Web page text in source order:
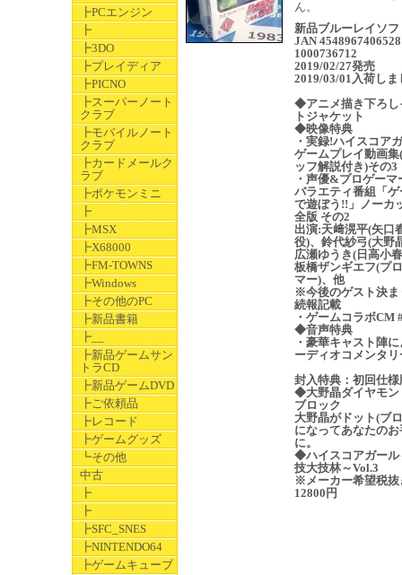
┣PCエンジン
┣
┣3DO
┣プレイディア
┣PICNO
┣スーパーノート
クラブ
┣モバイルノート
クラブ
┣カードメールク
ラブ
┣ポケモンミニ
┣
┣MSX
┣X68000
┣FM-TOWNS
┣Windows
┣その他のPC
┣新品書籍
┣__
┣新品ゲームサン
トラCD
┣新品ゲームDVD
┣ご依頼品
┣レコード
┣ゲームグッズ
┗その他
中古
┣
┣
┣SFC_SNES
┣NINTENDO64
┣ゲームキューブ
ん。
新品ブルーレイソ
JAN 4548967406528
1000736712
2019/02/27発売
2019/03/01入荷しま
◆アニメ描き下ろし
トジャケット
◆映像特典
・実録!ハイスコア
ゲームプレイ動画集
ッフ解説付き)その3
・声優&プロゲーマ
バラエティ番組「ゲ
で遊ぼう!!」ノーカ
全版 その2
出演:天﨑滉平(矢口
役)、鈴代紗弓(大野
広瀬ゆうき(日高小
板橋ザンギエフ(プ
マー)、他
※今後のゲスト決ま
続報記載
・ゲームコラボCM
◆音声特典
・豪華キャスト陣
ーディオコメンタリ
封入特典：初回仕様
◆大野晶ダイヤモン
ブロック
大野晶がドット(ブ
になってあなたのお
に。
◆ハイスコアガール
技大技林～Vol.3
※メーカー希望税抜
12800円